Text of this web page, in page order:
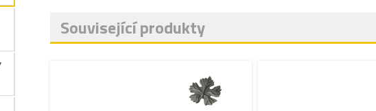
Související produkty